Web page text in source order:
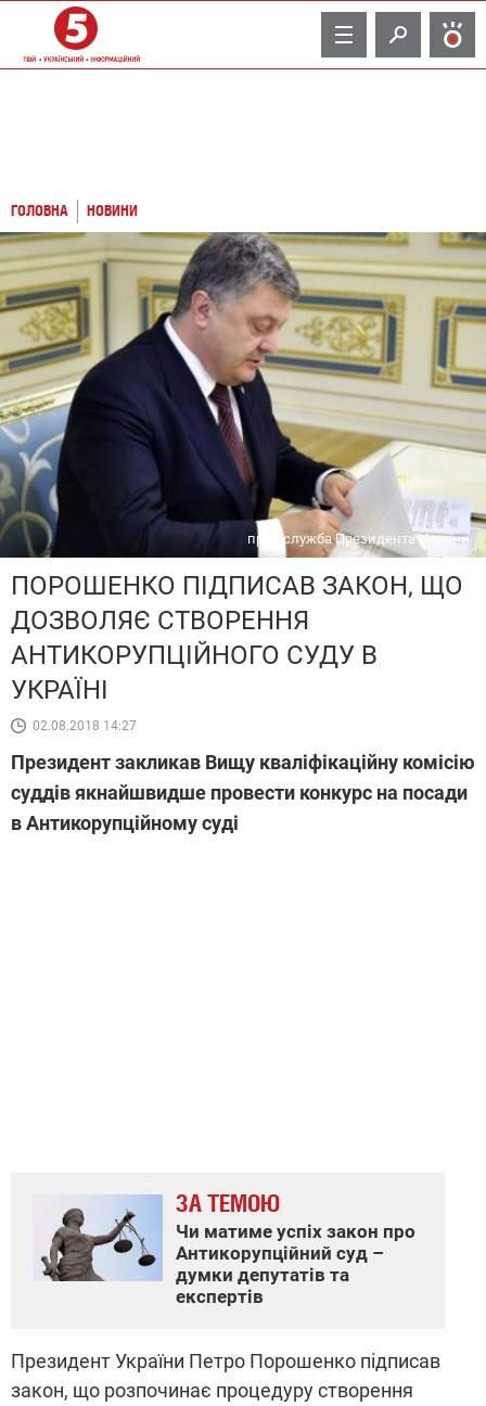
TV
ГОЛОВНА НОВИНИ
прес-служба Президента України
ПОРОШЕНКО ПІДПИСАВ ЗАКОН, ЩО
ДОЗВОЛЯЄ СТВОРЕННЯ
АНТИКОРУПЦІЙНОГО СУДУ В
УКРАЇНІ
02.08.2018 14:27
Президент закликав Вищу кваліфікаційну комісію
суддів якнайшвидше провести конкурс на посади
в Антикорупційному суді
ЗА ТЕМОЮ
Чи матиме успіх закон про
Антикорупційний суд –
думки депутатів та
експертів
Президент України Петро Порошенко підписав
закон, що розпочинає процедуру створення